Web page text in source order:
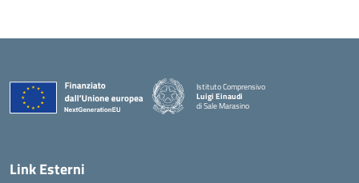
Istituto Comprensivo
Luigi Einaudi
di Sale Marasino
Link Esterni